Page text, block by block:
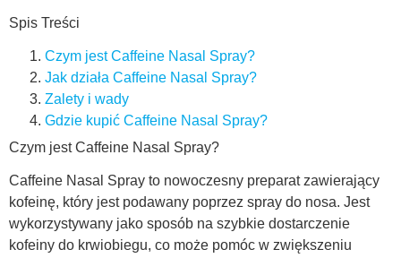
Spis Treści
Czym jest Caffeine Nasal Spray?
Jak działa Caffeine Nasal Spray?
Zalety i wady
Gdzie kupić Caffeine Nasal Spray?
Czym jest Caffeine Nasal Spray?
Caffeine Nasal Spray to nowoczesny preparat zawierający
kofeinę, który jest podawany poprzez spray do nosa. Jest
wykorzystywany jako sposób na szybkie dostarczenie
kofeiny do krwiobiegu, co może pomóc w zwiększeniu